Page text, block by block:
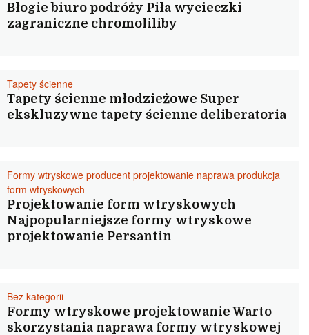
Błogie biuro podróży Piła wycieczki
zagraniczne chromoliliby
Tapety ścienne
Tapety ścienne młodzieżowe Super
ekskluzywne tapety ścienne deliberatoria
Formy wtryskowe producent projektowanie naprawa produkcja
form wtryskowych
Projektowanie form wtryskowych
Najpopularniejsze formy wtryskowe
projektowanie Persantin
Bez kategorii
Formy wtryskowe projektowanie Warto
skorzystania naprawa formy wtryskowej